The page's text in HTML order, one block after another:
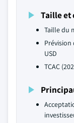
Taille et
Taille du
Prévision
USD
TCAC